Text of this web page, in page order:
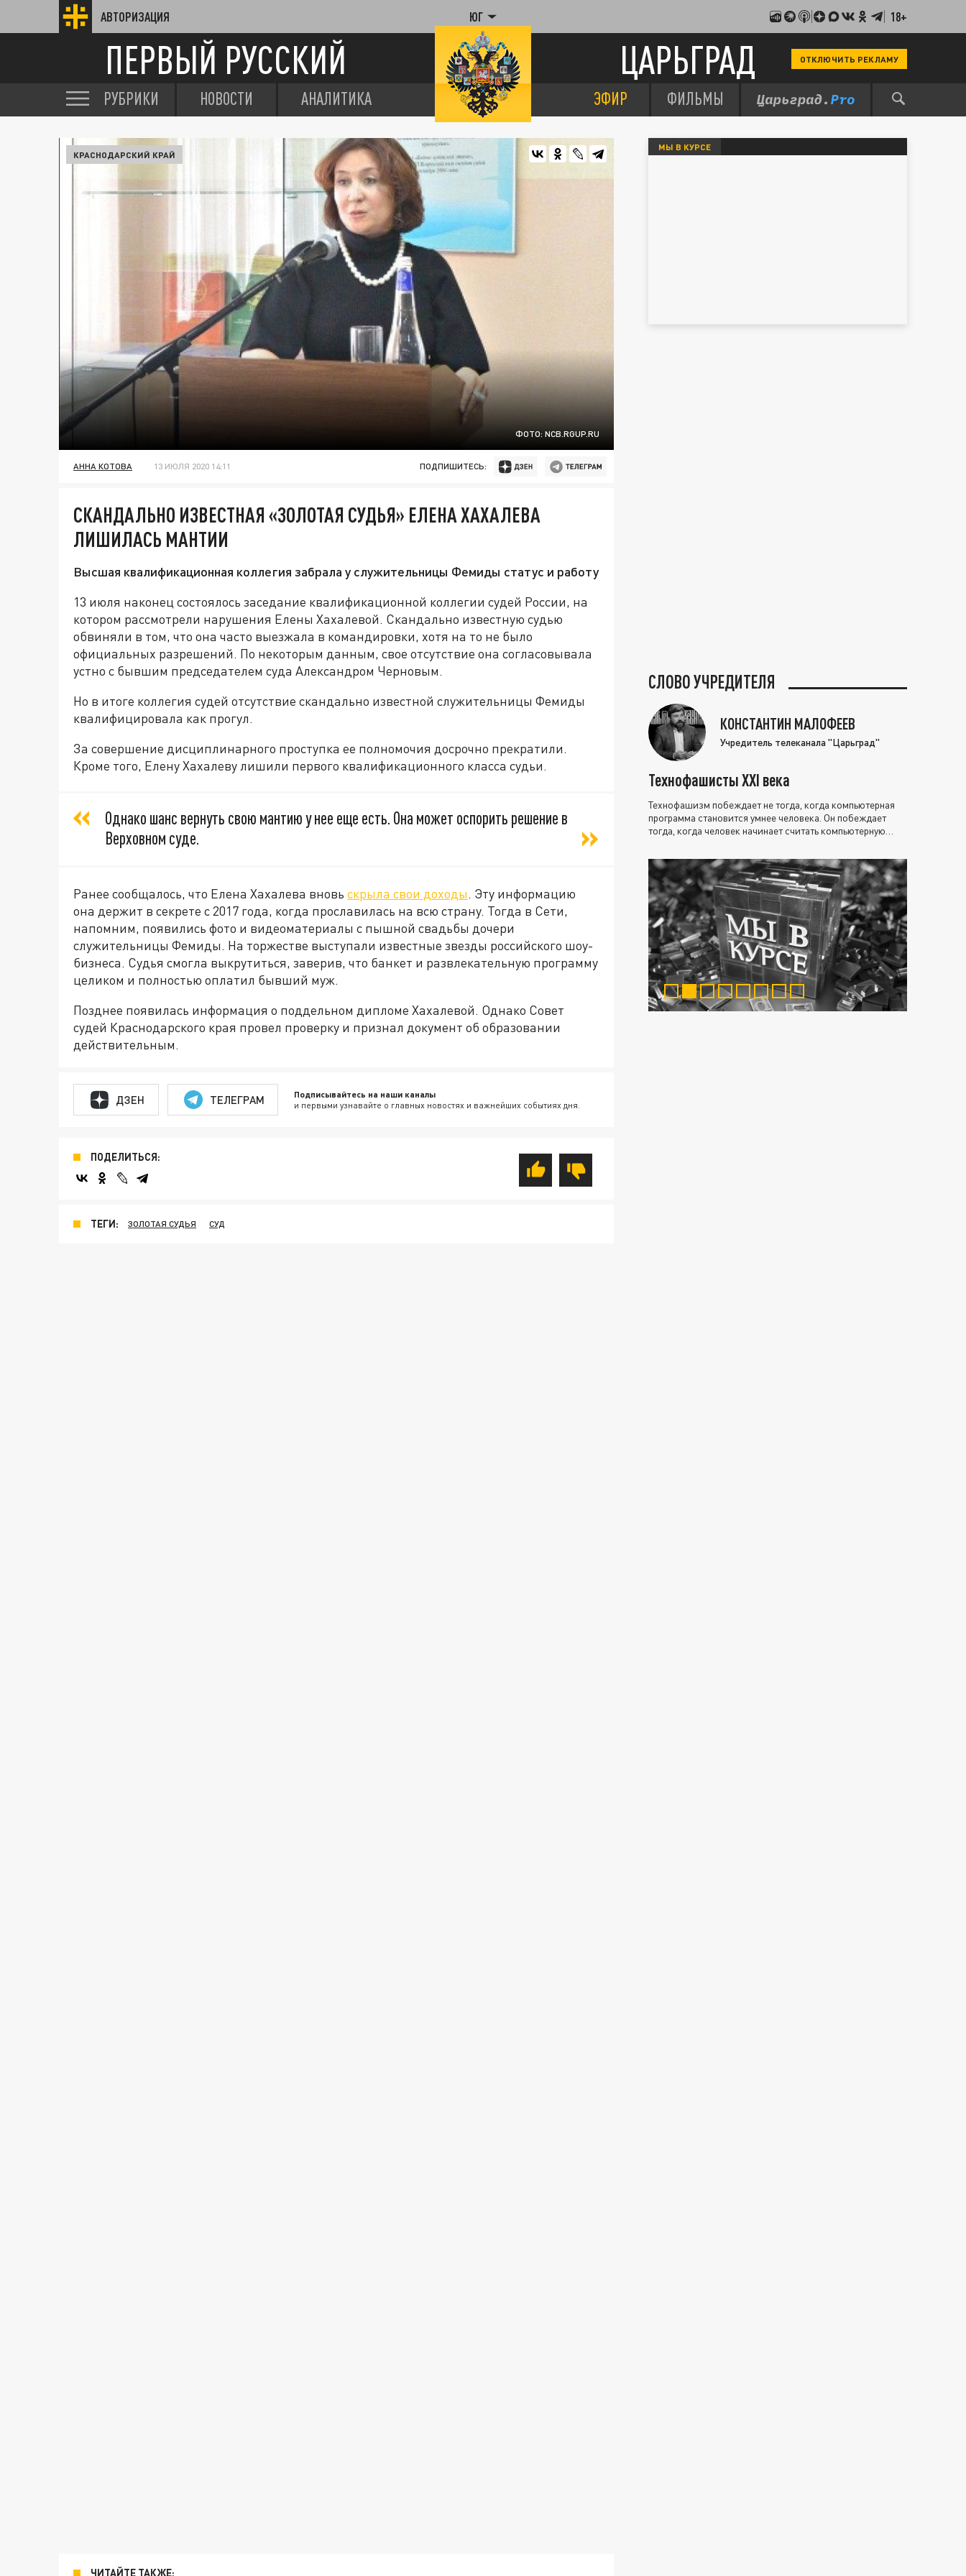
АВТОРИЗАЦИЯ ЮГ 18+
ПЕРВЫЙ РУССКИЙ ЦАРЬГРАД ОТКЛЮЧИТЬ РЕКЛАМУ
РУБРИКИ НОВОСТИ АНАЛИТИКА ЭФИР ФИЛЬМЫ
ФОТО: NCB.RGUP.RU
КРАСНОДАРСКИЙ КРАЙ
АННА КОТОВА 13 ИЮЛЯ 2020 14:11 ПОДПИШИТЕСЬ:
СКАНДАЛЬНО ИЗВЕСТНАЯ «ЗОЛОТАЯ СУДЬЯ» ЕЛЕНА ХАХАЛЕВА
ЛИШИЛАСЬ МАНТИИ
Высшая квалификационная коллегия забрала у служительницы Фемиды статус и работу
13 июля наконец состоялось заседание квалификационной коллегии судей России, на
котором рассмотрели нарушения Елены Хахалевой. Скандально известную судью
обвиняли в том, что она часто выезжала в командировки, хотя на то не было
официальных разрешений. По некоторым данным, свое отсутствие она согласовывала
устно с бывшим председателем суда Александром Черновым.
Но в итоге коллегия судей отсутствие скандально известной служительницы Фемиды
квалифицировала как прогул.
За совершение дисциплинарного проступка ее полномочия досрочно прекратили.
Кроме того, Елену Хахалеву лишили первого квалификационного класса судьи.
Однако шанс вернуть свою мантию у нее еще есть. Она может оспорить решение в
Верховном суде.
Ранее сообщалось, что Елена Хахалева вновь скрыла свои доходы. Эту информацию
она держит в секрете с 2017 года, когда прославилась на всю страну. Тогда в Сети,
напомним, появились фото и видеоматериалы с пышной свадьбы дочери
служительницы Фемиды. На торжестве выступали известные звезды российского шоу-
бизнеса. Судья смогла выкрутиться, заверив, что банкет и развлекательную программу
целиком и полностью оплатил бывший муж.
Позднее появилась информация о поддельном дипломе Хахалевой. Однако Совет
судей Краснодарского края провел проверку и признал документ об образовании
действительным.
ДЗЕН ТЕЛЕГРАМ Подписывайтесь на наши каналы
и первыми узнавайте о главных новостях и важнейших событиях дня.
ПОДЕЛИТЬСЯ:
ТЕГИ: ЗОЛОТАЯ СУДЬЯ СУД
ЧИТАЙТЕ ТАКЖЕ:
МЫ В КУРСЕ
СЛОВО УЧРЕДИТЕЛЯ
КОНСТАНТИН МАЛОФЕЕВ
Учредитель телеканала "Царьград"
Технофашисты XXI века
Технофашизм побеждает не тогда, когда компьютерная
программа становится умнее человека. Он побеждает
тогда, когда человек начинает считать компьютерную